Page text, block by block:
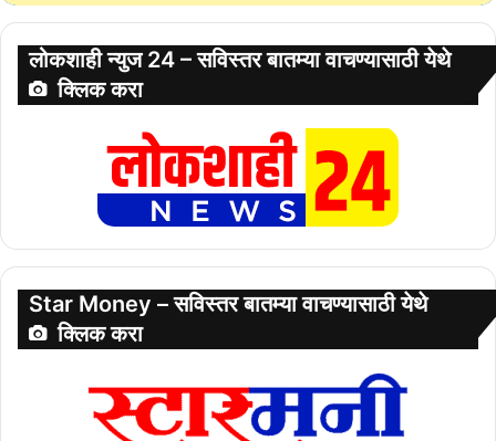
लोकशाही न्युज 24 – सविस्तर बातम्या वाचण्यासाठी येथे
क्लिक करा
Star Money – सविस्तर बातम्या वाचण्यासाठी येथे
क्लिक करा